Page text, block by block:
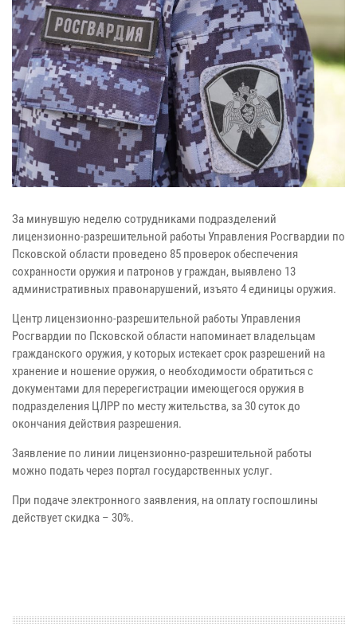
За минувшую неделю сотрудниками подразделений
лицензионно-разрешительной работы Управления Росгвардии по
Псковской области проведено 85 проверок обеспечения
сохранности оружия и патронов у граждан, выявлено 13
административных правонарушений, изъято 4 единицы оружия.
Центр лицензионно-разрешительной работы Управления
Росгвардии по Псковской области напоминает владельцам
гражданского оружия, у которых истекает срок разрешений на
хранение и ношение оружия, о необходимости обратиться с
документами для перерегистрации имеющегося оружия в
подразделения ЦЛРР по месту жительства, за 30 суток до
окончания действия разрешения.
Заявление по линии лицензионно-разрешительной работы
можно подать через портал государственных услуг.
При подаче электронного заявления, на оплату госпошлины
действует скидка – 30%.